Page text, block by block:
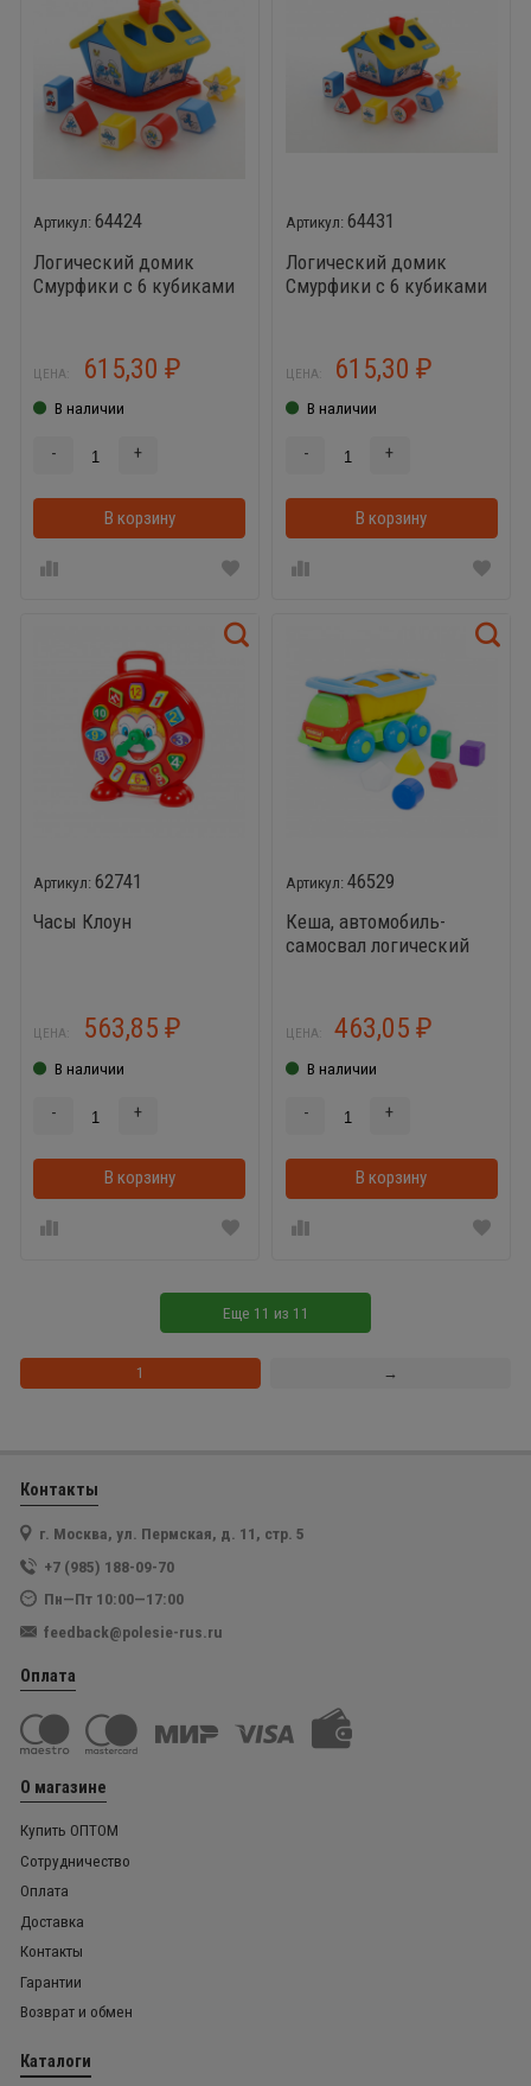
64424
Логический домик
Смурфики с 6 кубиками
ЦЕНА: 615,30 ₽
В наличии
- +
В корзину В корзинке
64431
Логический домик
Смурфики с 6 кубиками
ЦЕНА: 615,30₽
В наличии
- +
В корзину
62741
Часы Клоун
ЦЕНА: 563,85 ₽
В наличии
- +
В корзину В корзинке
46529
Кеша, автомобиль-
самосвал логический
ЦЕНА: 463,05₽
В наличии
- +
В корзину
Еще 11 из 11
1 →
Контакты
г. Москва, ул. Пермская, д. 11, стр. 5
+7 (985) 188-09-70
Пн—Пт 10:00—17:00
feedback@polesie-rus.ru
Оплата
О магазине
Купить ОПТОМ
Сотрудничество
Оплата
Доставка
Контакты
Гарантии
Возврат и обмен
Каталоги